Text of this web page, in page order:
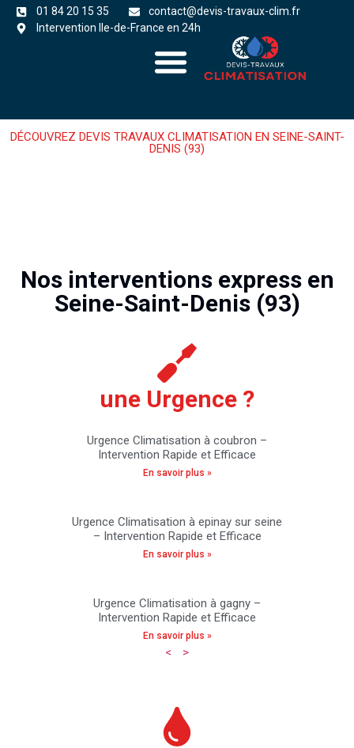
01 84 20 15 35
contact@devis-travaux-clim.fr
Intervention Ile-de-France en 24h
DÉCOUVREZ DEVIS TRAVAUX CLIMATISATION EN SEINE-SAINT-
DENIS (93)
Nos interventions express en
Seine-Saint-Denis (93)
une Urgence ?
Urgence Climatisation à coubron –
Intervention Rapide et Efficace
En savoir plus »
Urgence Climatisation à epinay sur seine
– Intervention Rapide et Efficace
En savoir plus »
Urgence Climatisation à gagny –
Intervention Rapide et Efficace
En savoir plus »
< >